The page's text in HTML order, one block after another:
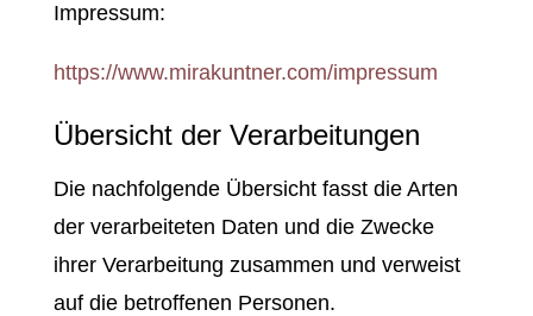
Impressum:
https://www.mirakuntner.com/impressum
Übersicht der Verarbeitungen
Die nachfolgende Übersicht fasst die Arten
der verarbeiteten Daten und die Zwecke
ihrer Verarbeitung zusammen und verweist
auf die betroffenen Personen.